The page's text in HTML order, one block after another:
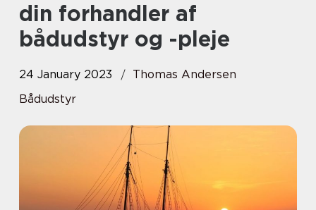
din forhandler af
bådudstyr og -pleje
24 January 2023
Thomas Andersen
Bådudstyr